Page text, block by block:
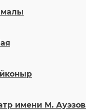
имени М.